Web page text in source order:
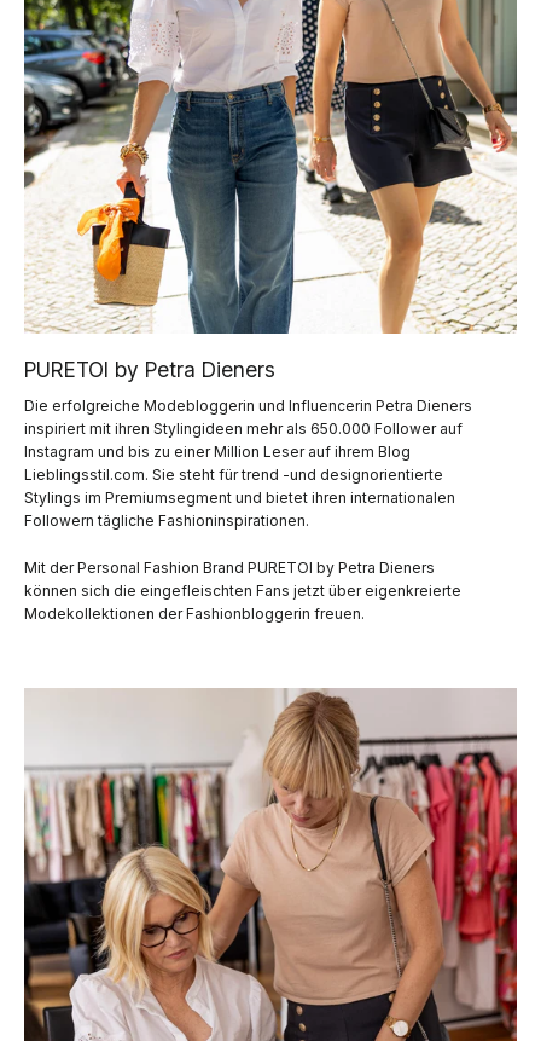
PURETOI by Petra Dieners
Die erfolgreiche Modebloggerin und Influencerin Petra Dieners
inspiriert mit ihren Stylingideen mehr als 650.000 Follower auf
Instagram und bis zu einer Million Leser auf ihrem Blog
Lieblingsstil.com. Sie steht für trend -und designorientierte
Stylings im Premiumsegment und bietet ihren internationalen
Followern tägliche Fashioninspirationen.
Mit der Personal Fashion Brand PURETOI by Petra Dieners
können sich die eingefleischten Fans jetzt über eigenkreierte
Modekollektionen der Fashionbloggerin freuen.